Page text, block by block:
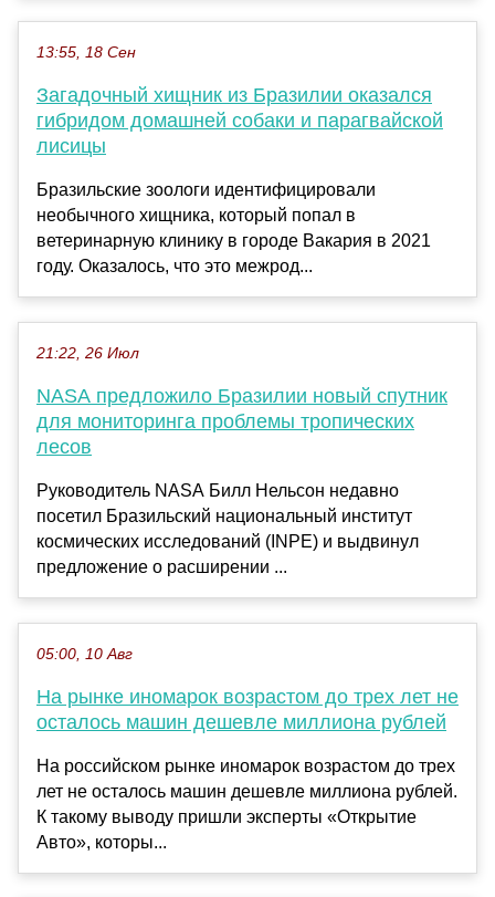
13:55, 18 Сен
Загадочный хищник из Бразилии оказался
гибридом домашней собаки и парагвайской
лисицы
Бразильские зоологи идентифицировали
необычного хищника, который попал в
ветеринарную клинику в городе Вакария в 2021
году. Оказалось, что это межрод...
21:22, 26 Июл
NASA предложило Бразилии новый спутник
для мониторинга проблемы тропических
лесов
Руководитель NASA Билл Нельсон недавно
посетил Бразильский национальный институт
космических исследований (INPE) и выдвинул
предложение о расширении ...
05:00, 10 Авг
На рынке иномарок возрастом до трех лет не
осталось машин дешевле миллиона рублей
На российском рынке иномарок возрастом до трех
лет не осталось машин дешевле миллиона рублей.
К такому выводу пришли эксперты «Открытие
Авто», которы...